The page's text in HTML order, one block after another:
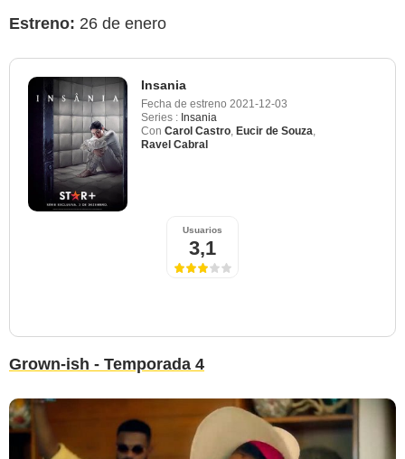
Estreno: 26 de enero
Insania
Fecha de estreno 2021-12-03
Series : Insania
Con Carol Castro Eucir de Souza
Ravel Cabral
Usuarios
3,1
Grown-ish - Temporada 4